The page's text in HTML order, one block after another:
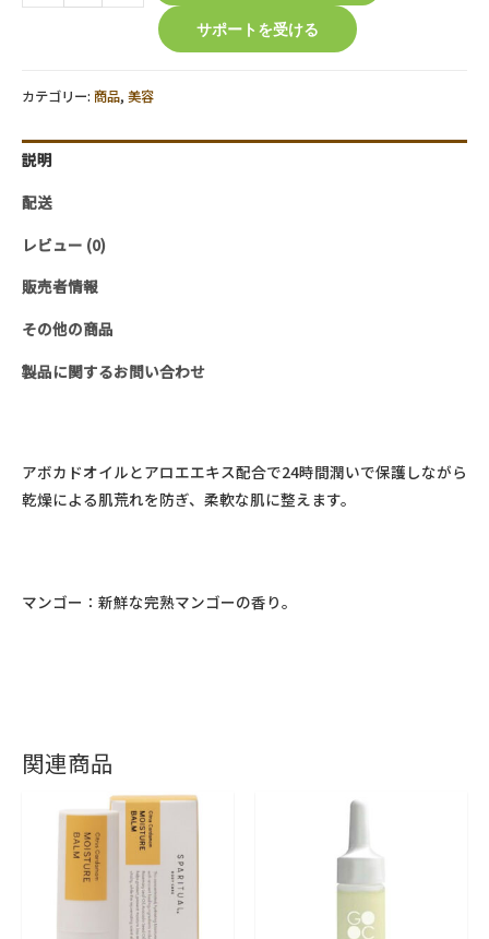
】
ジ
ー
ス
ハ
ド
＆
デ
ィ
ョ
ン
サポートを受ける
カテゴリー: 商品, 美容
説明
配送
レビュー (0)
販売者情報
その他の商品
製品に関するお問い合わせ
アボカドオイルとアロエエキス配合で24時間潤いで保護しながら
乾燥による肌荒れを防ぎ、柔軟な肌に整えます。
マンゴー：新鮮な完熟マンゴーの香り。
関連商品